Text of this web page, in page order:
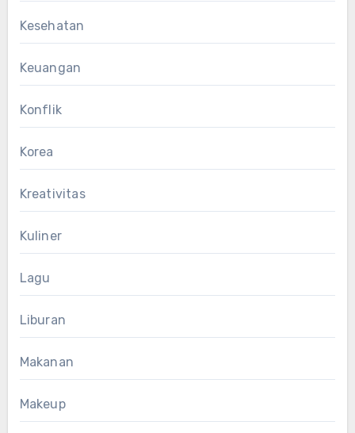
Kesehatan
Keuangan
Konflik
Korea
Kreativitas
Kuliner
Lagu
Liburan
Makanan
Makeup